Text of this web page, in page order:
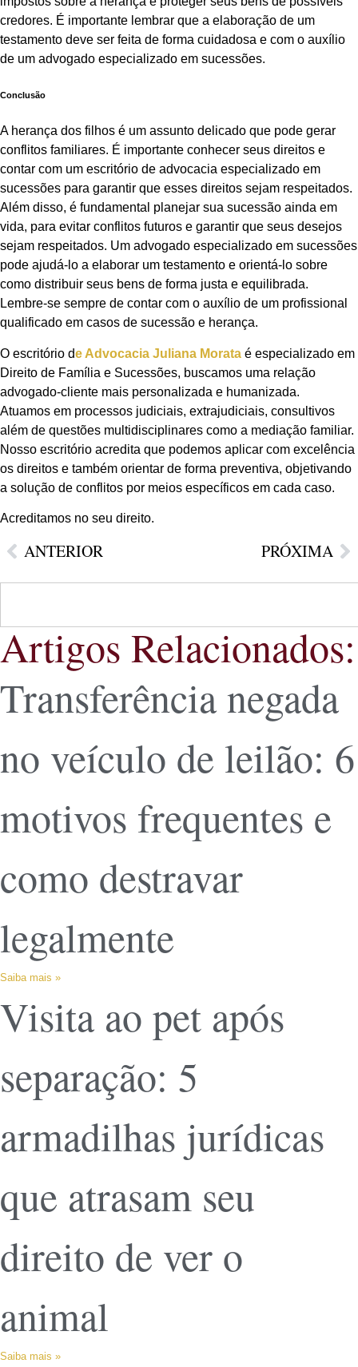
credores. É importante lembrar que a elaboração de um
testamento deve ser feita de forma cuidadosa e com o auxílio
de um advogado especializado em sucessões.
Conclusão
A herança dos filhos é um assunto delicado que pode gerar
conflitos familiares. É importante conhecer seus direitos e
contar com um escritório de advocacia especializado em
sucessões para garantir que esses direitos sejam respeitados.
Além disso, é fundamental planejar sua sucessão ainda em
vida, para evitar conflitos futuros e garantir que seus desejos
sejam respeitados. Um advogado especializado em sucessões
pode ajudá-lo a elaborar um testamento e orientá-lo sobre
como distribuir seus bens de forma justa e equilibrada.
Lembre-se sempre de contar com o auxílio de um profissional
qualificado em casos de sucessão e herança.
O escritório de Advocacia Juliana Morata é especializado em
Direito de Família e Sucessões, buscamos uma relação
advogado-cliente mais personalizada e humanizada.
Atuamos em processos judiciais, extrajudiciais, consultivos
além de questões multidisciplinares como a mediação familiar.
Nosso escritório acredita que podemos aplicar com excelência
os direitos e também orientar de forma preventiva, objetivando
a solução de conflitos por meios específicos em cada caso.
Acreditamos no seu direito.
ANTERIOR PRÓXIMA
Artigos Relacionados:
Transferência negada
no veículo de leilão: 6
motivos frequentes e
como destravar
legalmente
Saiba mais »
Visita ao pet após
separação: 5
armadilhas jurídicas
que atrasam seu
direito de ver o
animal
Saiba mais »